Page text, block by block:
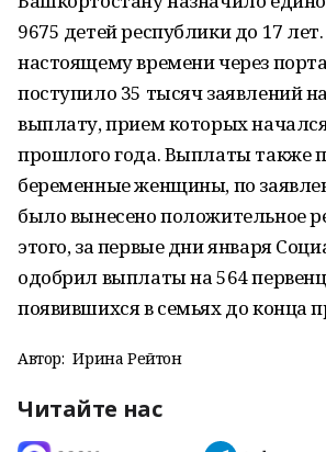
9675 детей республики до 17 лет.
настоящему времени через
поступило 35 тысяч заявлений
выплату, прием которых
прошлого года. Выплаты также
беременные женщины, по
было вынесено положительное
этого, за первые дни января
одобрил выплаты на 564
появившихся в семьях до конца
Автор: Ирина Рейтон
Читайте нас